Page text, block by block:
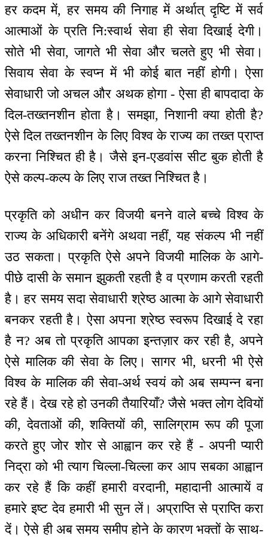
हर कदम में, हर समय की निगाह में अर्थात् दृष्टि में सर्व
आत्माओं के प्रति नि:स्वार्थ सेवा ही सेवा दिखाई देगी।
सोते भी सेवा, जागते भी सेवा और चलते हुए भी सेवा।
सिवाय सेवा के स्वप्न में भी कोई बात नहीं होगी। ऐसा
सेवाधारी जो अचल और अथक होगा - ऐसा ही बापदादा के
दिल-तख्तनशीन होता है। समझा, निशानी क्या होती है?
ऐसे दिल तख्तनशीन के लिए विश्व के राज्य का तख्त प्राप्त
करना निश्चित ही है। जैसे इन-एडवांस सीट बुक होती है
ऐसे कल्प-कल्प के लिए राज तख्त निश्चित है।
प्रकृति को अधीन कर विजयी बनने वाले बच्चे विश्व के
राज्य के अधिकारी बनेंगे अथवा नहीं, यह संकल्प भी नहीं
उठ सकता। प्रकृति ऐसे अपने विजयी मालिक के आगे-
पीछे दासी के समान झुकती रहती है व प्रणाम करती रहती
है। हर समय सदा सेवाधारी श्रेष्ठ आत्मा के आगे सेवाधारी
बनकर रहती है। ऐसा अपना श्रेष्ठ स्वरूप दिखाई दे रहा
है न? अब तो प्रकृति आपका इन्तज़ार कर रही है, अपने
ऐसे मालिक की सेवा के लिए। सागर भी, धरनी भी ऐसे
विश्व के मालिक की सेवा-अर्थ स्वयं को अब सम्पन्न बना
रहे हैं। देख रहे हो उनकी तैयारियाँ? जैसे भक्त लोग देवियों
की, देवताओं की, शक्तियों की, सालिग्राम रूप की पूजा
करते हुए जोर शोर से आह्वान कर रहे हैं - अपनी प्यारी
निद्रा को भी त्याग चिल्ला-चिल्ला कर आप सबका आह्वान
कर रहे हैं कि कहीं हमारी वरदानी, महादानी आत्मायें व
हमारे इष्ट देव हमारी भी सुन लें। अप्राप्ति से प्राप्ति करा
दें। ऐसे ही अब समय समीप होने के कारण भक्तों के साथ-